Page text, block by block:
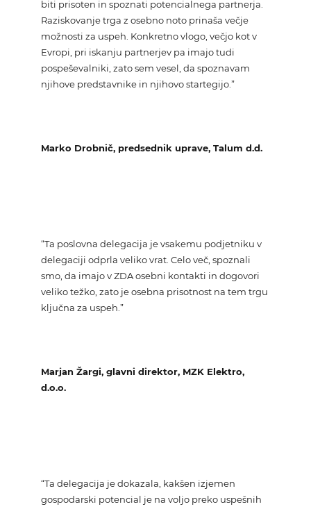
biti prisoten in spoznati potencialnega partnerja.
Raziskovanje trga z osebno noto prinaša večje
možnosti za uspeh. Konkretno vlogo, večjo kot v
Evropi, pri iskanju partnerjev pa imajo tudi
pospeševalniki, zato sem vesel, da spoznavam
njihove predstavnike in njihovo startegijo.”
Marko Drobnič, predsednik uprave, Talum d.d.
“Ta poslovna delegacija je vsakemu podjetniku v
delegaciji odprla veliko vrat. Celo več, spoznali
smo, da imajo v ZDA osebni kontakti in dogovori
veliko težko, zato je osebna prisotnost na tem trgu
ključna za uspeh.”
Marjan Žargi, glavni direktor, MZK Elektro,
d.o.o.
“Ta delegacija je dokazala, kakšen izjemen
gospodarski potencial je na voljo preko uspešnih